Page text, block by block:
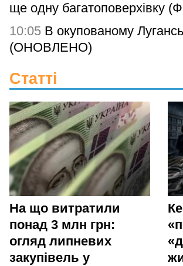
ще одну багатоповерхівку
10:05 В окупованому
(ОНОВЛЕНО)
Статті
На що витратили
понад 3 млн грн:
огляд липневих
закупівель у